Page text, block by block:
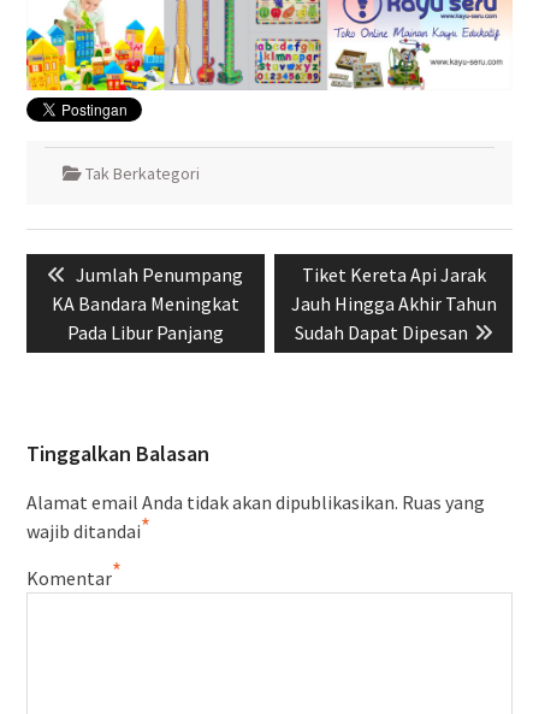
Tak Berkategori
Navigasi
pos Previous
post:
Jumlah Penumpang
KA Bandara Meningkat
Pada Libur Panjang
Next
post:
Tiket Kereta Api Jarak
Jauh Hingga Akhir Tahun
Sudah Dapat Dipesan
Tinggalkan Balasan
Alamat email Anda tidak akan dipublikasikan. Ruas yang
wajib ditandai*
Komentar*